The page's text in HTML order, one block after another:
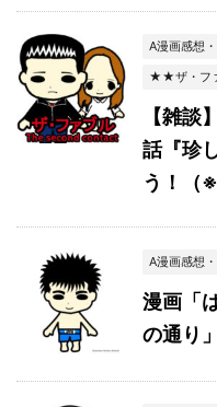
A漫画感想
★★ザ・フ
【雑談
話『珍
う！（
A漫画感想
漫画「
の通り